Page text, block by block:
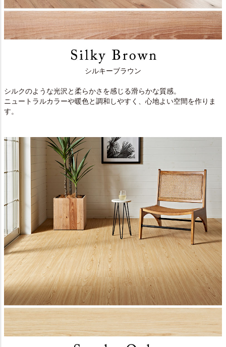
シルキーブラウン
シルクのような光沢と柔らかさを感じる滑らかな質感。
ニュートラルカラーや暖色と調和しやすく、心地よい空間を作りま
す。